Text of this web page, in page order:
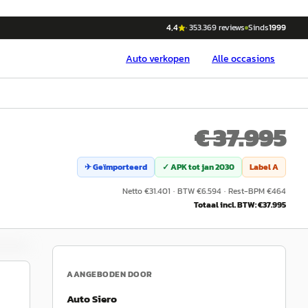
4,4 ·353.369reviews Sinds1999
Autoverkopen Alle occasions
€ 37.995
✈ Geïmporteerd ✓ APK totjan 2030 LabelA
Netto €31.401 · BTW €6.594 · Rest-BPM €464
Totaal incl. BTW: €37.995
AANGEBODEN DOOR
Auto Siero